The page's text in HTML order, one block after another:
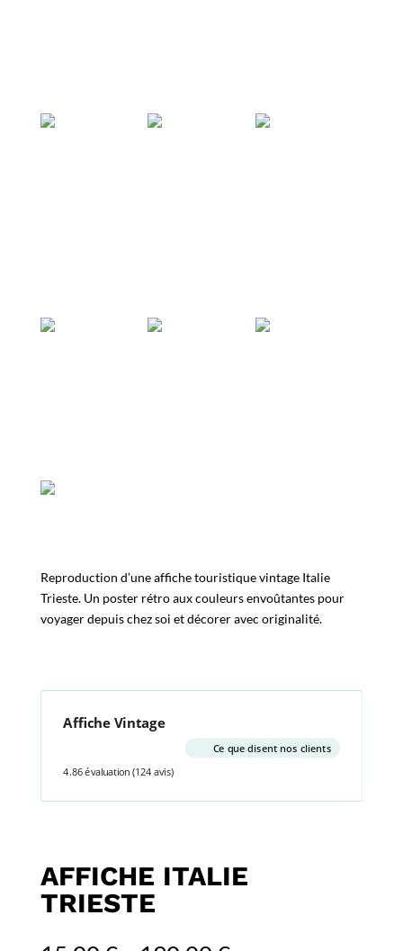
Reproduction d’une affiche touristique vintage Italie
Trieste. Un poster rétro aux couleurs envoûtantes pour
voyager depuis chez soi et décorer avec originalité.
Affiche Vintage
Ce que disent nos clients
4.86 évaluation (124 avis)
AFFICHE ITALIE
TRIESTE